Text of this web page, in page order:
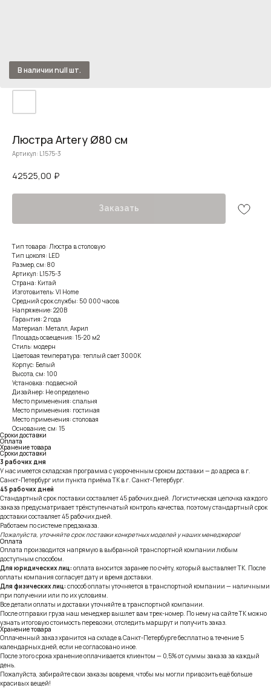
Люстра Artery Ø80 см
Артикул: L1575-3
42525,00 ₽
Заказать
Тип товара: Люстра в столовую
Тип цоколя: LED
Размер, см: 80
Артикул: L1575-3
Страна: Китай
Изготовитель: VI Home
Средний срок службы: 50 000 часов
Напряжение: 220В
Гарантия: 2 года
Материал: Металл, Акрил
Площадь освещения: 15-20 м2
Стиль: модерн
Цветовая температура: теплый свет 3000К
Корпус: Белый
Высота, см: 100
Установка: подвесной
Дизайнер: Не определено
Место применения: спальня
Место применения: гостиная
Место применения: столовая
Основание, см: 15
Сроки доставки
Оплата
Хранение товара
Сроки доставки
3 рабочих дня
У нас имеется складская программа с укороченным сроком доставки — до адреса в г.
Санкт-Петербург или пункта приёма ТК в г. Санкт-Петербург.
45 рабочих дней
Стандартный срок поставки составляет 45 рабочих дней. Логистическая цепочка каждого
заказа предусматривает трёхступенчатый контроль качества, поэтому стандартный срок
доставки составляет 45 рабочих дней.
Работаем по системе предзаказа.
Пожалуйста, уточняйте срок поставки конкретных моделей у наших менеджеров!
Оплата
Оплата производится напрямую в выбранной транспортной компании любым
доступным способом.
Для юридических лиц: оплата вносится заранее по счёту, который выставляет ТК. После
оплаты компания согласует дату и время доставки.
Для физических лиц: способ оплаты уточняется в транспортной компании — наличными
при получении или по их условиям.
Все детали оплаты и доставки уточняйте в транспортной компании.
После отправки груза наш менеджер вышлет вам трек-номер. По нему на сайте ТК можно
узнать итоговую стоимость перевозки, отследить маршрут и получить заказ.
Хранение товара
Оплаченный заказ хранится на складе в Санкт-Петербурге бесплатно в течение 5
календарных дней, если не согласовано иное.
После этого срока хранение оплачивается клиентом — 0,5% от суммы заказа за каждый
день.
Пожалуйста, забирайте свои заказы вовремя, чтобы мы могли привозить ещё больше
красивых вещей!